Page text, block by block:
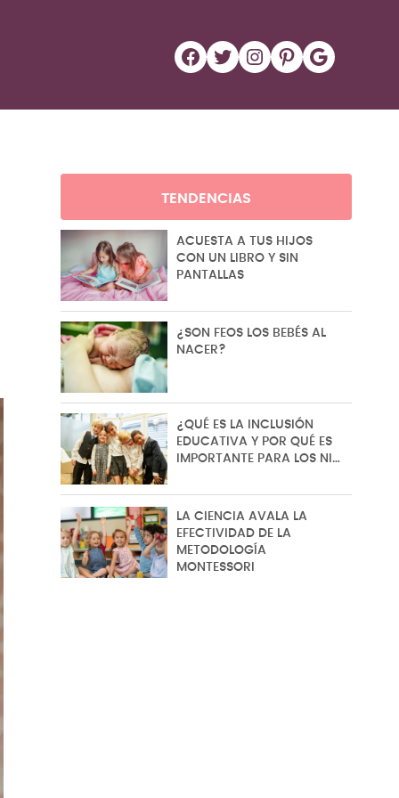
Facebook Twitter Instagram Pinterest Google
TENDENCIAS
ACUESTA A TUS HIJOS
CON UN LIBRO Y SIN
PANTALLAS
¿SON FEOS LOS BEBÉS AL
NACER?
¿QUÉ ES LA INCLUSIÓN
EDUCATIVA Y POR QUÉ ES
IMPORTANTE PARA LOS NI…
LA CIENCIA AVALA LA
EFECTIVIDAD DE LA
METODOLOGÍA
MONTESSORI